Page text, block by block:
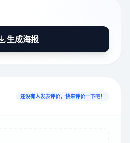
生成海报
还没有人发表评价，快来评价一下吧！